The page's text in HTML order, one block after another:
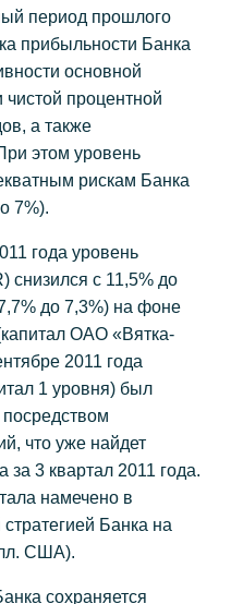
период прошлого
прибыльности Банка
основной
чистой процентной
а также
этом уровень
рискам Банка
7%).
года уровень
снизился с 11,5% до
до 7,3%) на фоне
ОАО «Вятка-
2011 года
1 уровня) был
что уже найдет
за 3 квартал 2011 года.
намечено в
Банка на
США).
сохраняется